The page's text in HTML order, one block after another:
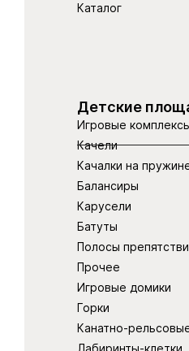
Каталог
Детские
Игровые
Качели
Качалки на
Балансиры
Карусели
Батуты
Полосы
Прочее
Игровые домики
Горки
Канатно-
Лабиринты-клетки